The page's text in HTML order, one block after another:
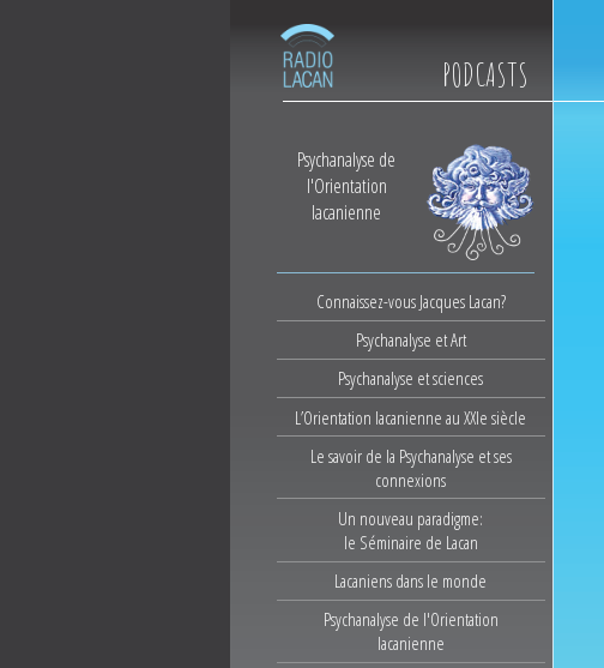
PODCASTS
Psychanalyse de
l'Orientation
lacanienne
Connaissez-vous Jacques Lacan?
Psychanalyse et Art
Psychanalyse et sciences
L’Orientation lacanienne au XXIe siècle
Le savoir de la Psychanalyse et ses
connexions
Un nouveau paradigme:
le Séminaire de Lacan
Lacaniens dans le monde
Psychanalyse de l'Orientation
lacanienne